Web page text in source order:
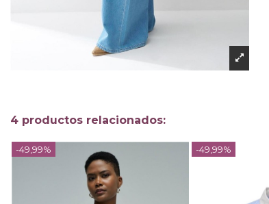
4 productos relacionados:
-49,99% -49,99%